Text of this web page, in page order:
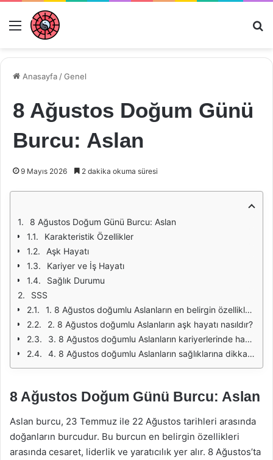
Menü
Anasayfa /Genel
8 Ağustos Doğum Günü
Burcu: Aslan
9 Mayıs 2026 2 dakika okuma süresi
8 Ağustos Doğum Günü Burcu: Aslan
Karakteristik Özellikler
Aşk Hayatı
Kariyer ve İş Hayatı
Sağlık Durumu
SSS
1. 8 Ağustos doğumlu Aslanların en belirgin özellikleri nelerdir?
2. 8 Ağustos doğumlu Aslanların aşk hayatı nasıldır?
3. 8 Ağustos doğumlu Aslanların kariyerlerinde hangi alanlarda başarılı olma eğilimleri vardır?
4. 8 Ağustos doğumlu Aslanların sağlıklarına dikkat etmeleri gereken noktalar nelerdir?
8 Ağustos Doğum Günü Burcu: Aslan
Aslan burcu, 23 Temmuz ile 22 Ağustos tarihleri arasında
doğanların burcudur. Bu burcun en belirgin özellikleri
arasında cesaret, liderlik ve yaratıcılık yer alır. 8 Ağustos’ta